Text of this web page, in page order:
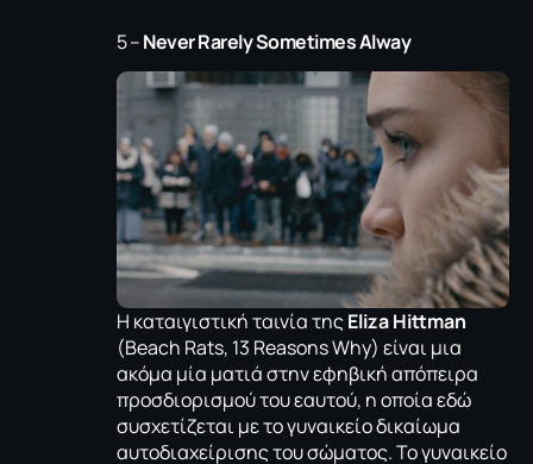
5 –Never Rarely Sometimes Alway
Η καταιγιστική ταινία τηςEliza Hittman
(Beach Rats, 13 Reasons Why) είναι μια
ακόμα μία ματιά στην εφηβική απόπειρα
προσδιορισμού του εαυτού, η οποία εδώ
συσχετίζεται με το γυναικείο δικαίωμα
αυτοδιαχείρισης του σώματος. Το γυναικείο